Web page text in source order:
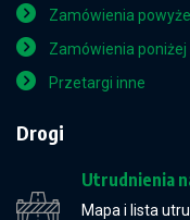
Zamówienia
Zamówienia poniżej
Przetargi inne
Drogi
Utrudnienia
Mapa i lista